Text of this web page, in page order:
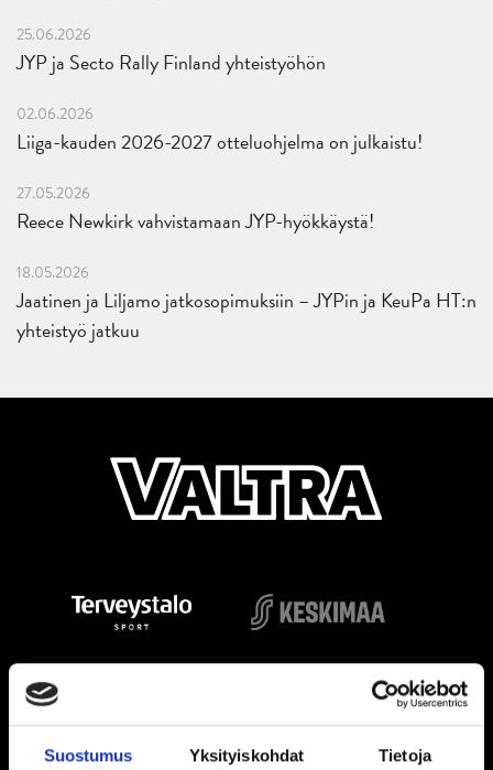
Suostumus Yksityiskohdat Tietoja
25.06.2026
JYP ja Secto Rally Finland yhteistyöhön
02.06.2026
Liiga-kauden 2026-2027 otteluohjelma on julkaistu!
27.05.2026
Reece Newkirk vahvistamaan JYP-hyökkäystä!
18.05.2026
Jaatinen ja Liljamo jatkosopimuksiin – JYPin ja KeuPa HT:n
yhteistyö jatkuu